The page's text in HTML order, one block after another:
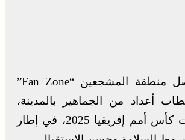
تواصل منطقة المشجعين “Fan Zone”
أعداد من الجماهير بالمدينة،
لمواكبة مباريات كأس أمم إفريقيا 2025، في إطار